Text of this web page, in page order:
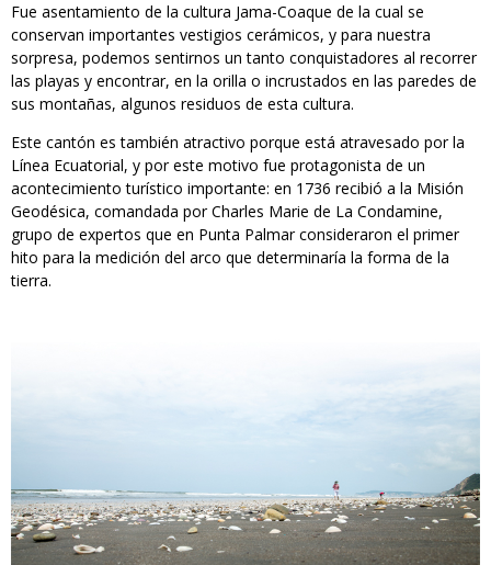
Fue asentamiento de la cultura Jama-Coaque de la cual se
conservan importantes vestigios cerámicos, y para nuestra
sorpresa, podemos sentirnos un tanto conquistadores al recorrer
las playas y encontrar, en la orilla o incrustados en las paredes de
sus montañas, algunos residuos de esta cultura.
Este cantón es también atractivo porque está atravesado por la
Línea Ecuatorial, y por este motivo fue protagonista de un
acontecimiento turístico importante: en 1736 recibió a la Misión
Geodésica, comandada por Charles Marie de La Condamine,
grupo de expertos que en Punta Palmar consideraron el primer
hito para la medición del arco que determinaría la forma de la
tierra.